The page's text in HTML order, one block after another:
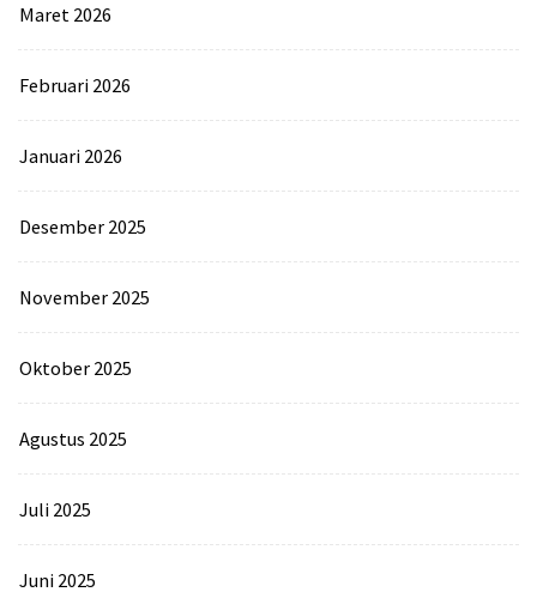
Maret 2026
Februari 2026
Januari 2026
Desember 2025
November 2025
Oktober 2025
Agustus 2025
Juli 2025
Juni 2025